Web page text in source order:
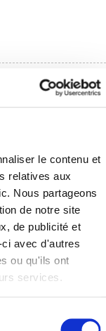
le contenu et
relatives aux
Nous partageons
de notre site
de publicité et
avec d'autres
ou qu'ils ont
services.
juridique
Caggianese.
à la liste